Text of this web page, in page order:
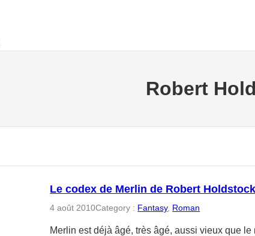
Robert
Le codex de Merlin de Robert Holdstock
4 août 2010Category : Fantasy, Roman
Merlin est déjà âgé, très âgé, aussi vieux que